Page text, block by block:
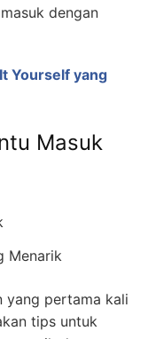
dengan
Yourself yang
Masuk
Menarik
yang pertama kali
tips untuk